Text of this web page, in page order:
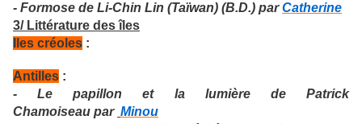
- Formose de Li-Chin Lin (Taïwan) (B.D.) parCatherine
3/ Littérature des îles
Iles créoles :
Antilles :
- Le papillon et la lumière de Patrick
Chamoiseau par Minou